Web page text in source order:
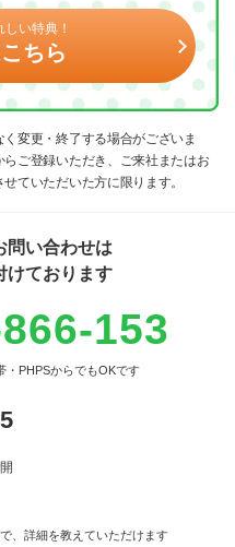
い特典！
ちら
変更・終了する場合がございま
ご登録いただき、ご来社またはお
ていただいた方に限ります。
問い合わせは
けております
153
・PHPSからでもOKです
、詳細を教えていただけます